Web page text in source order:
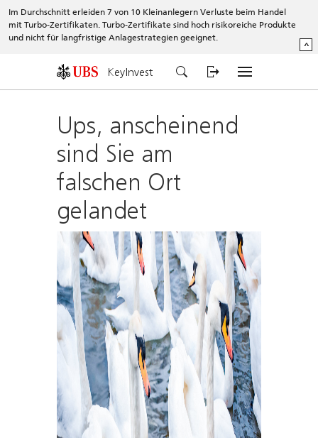
Im Durchschnitt erleiden 7 von 10 Kleinanlegern Verluste beim Handel
mit Turbo-Zertifikaten. Turbo-Zertifikate sind hoch risikoreiche Produkte
und nicht für langfristige Anlagestrategien geeignet.
^
KeyInvest
Ups, anscheinend
sind Sie am
falschen Ort
gelandet